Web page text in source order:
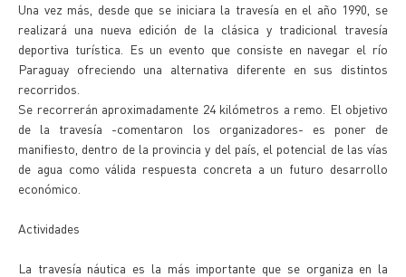
Una vez más, desde que se iniciara la travesía en el año 1990, se
realizará una nueva edición de la clásica y tradicional travesía
deportiva turística. Es un evento que consiste en navegar el río
Paraguay ofreciendo una alternativa diferente en sus distintos
recorridos.
Se recorrerán aproximadamente 24 kilómetros a remo. El objetivo
de la travesía -comentaron los organizadores- es poner de
manifiesto, dentro de la provincia y del país, el potencial de las vías
de agua como válida respuesta concreta a un futuro desarrollo
económico.
Actividades
La travesía náutica es la más importante que se organiza en la